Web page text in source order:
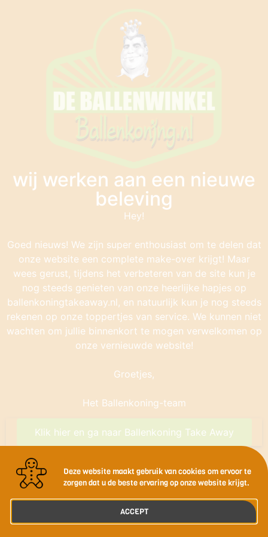
wij werken aan een nieuwe
beleving
Hey!
Goed nieuws! We zijn super enthousiast om te delen dat
onze website een complete make-over krijgt! Maar
wees gerust, tijdens het verbeteren van de site kun je
nog steeds genieten van onze heerlijke hapjes op
ballenkoningtakeaway.nl, en natuurlijk kun je nog steeds
rekenen op onze toppertjes van service. We kunnen niet
wachten om jullie binnenkort te mogen verwelkomen op
onze vernieuwde website!
Groetjes,
Het Ballenkoning-team
Klik hier en ga naar Ballenkoning Take Away
Deze website maakt gebruik van cookies om ervoor te
zorgen dat u de beste ervaring op onze website krijgt.
ACCEPT